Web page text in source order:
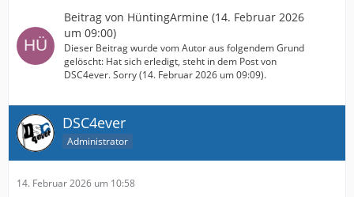
Beitrag von HüntingArmine (14. Februar 2026
um 09:00)
Dieser Beitrag wurde vom Autor aus folgendem Grund
gelöscht: Hat sich erledigt, steht in dem Post von
DSC4ever. Sorry (14. Februar 2026 um 09:09).
DSC4ever
Administrator
14. Februar 2026 um 10:58